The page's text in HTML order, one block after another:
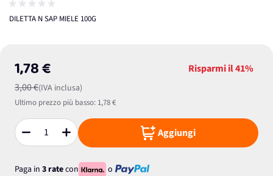
DILETTA N SAP MIELE 100G
1,78 €
3,00 €(IVA inclusa)
Risparmi il41%
Ultimo prezzo più basso: 1,78 €
Quantità Aggiungi
Paga in 3 ratecon
o